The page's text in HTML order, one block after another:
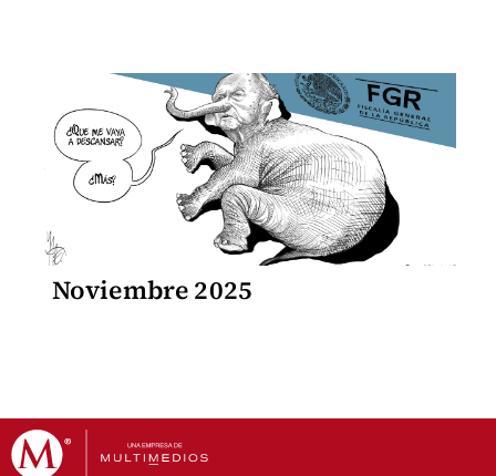
Noviembre 2025